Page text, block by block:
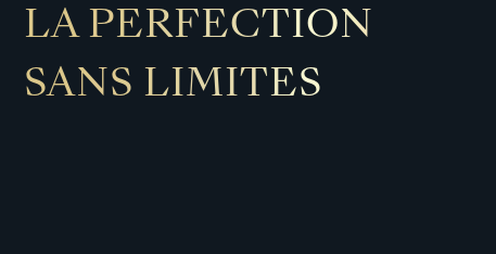
LA PERFECTION
SANS LIMITES